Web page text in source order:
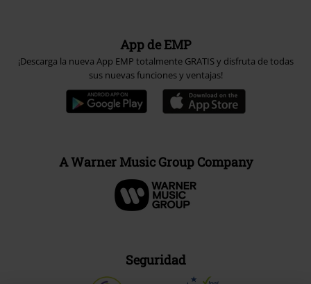
App de EMP
¡Descarga la nueva App EMP totalmente GRATIS y disfruta de todas
sus nuevas funciones y ventajas!
A Warner Music Group Company
Seguridad